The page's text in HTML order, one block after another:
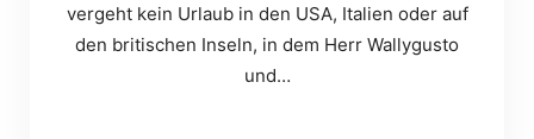
vergeht kein Urlaub in den USA, Italien oder auf
den britischen Inseln, in dem Herr Wallygusto
und…